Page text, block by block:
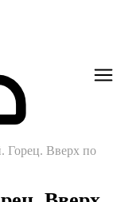
Горец. Вверх по